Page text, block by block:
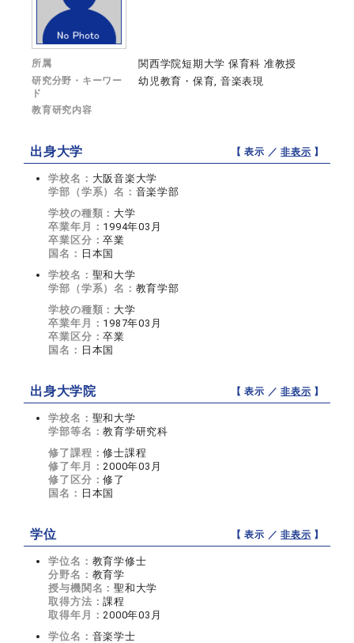
所属 関西学院短期大学 保育科 准教授
研究分野・キーワー
ド
幼児教育・保育, 音楽表現
教育研究内容
出身大学 【 表示 ／非表示 】
学校名： 大阪音楽大学
学部（学系）名： 音楽学部
学校の種類： 大学
卒業年月： 1994年03月
卒業区分：卒業
国名： 日本国
学校名： 聖和大学
学部（学系）名： 教育学部
学校の種類： 大学
卒業年月： 1987年03月
卒業区分：卒業
国名： 日本国
出身大学院 【 表示 ／非表示 】
学校名： 聖和大学
学部等名：教育学研究科
修了課程：修士課程
修了年月：2000年03月
修了区分：修了
国名： 日本国
学位 【 表示 ／非表示 】
学位名： 教育学修士
分野名： 教育学
授与機関名：聖和大学
取得方法：課程
取得年月：2000年03月
学位名： 音楽学士